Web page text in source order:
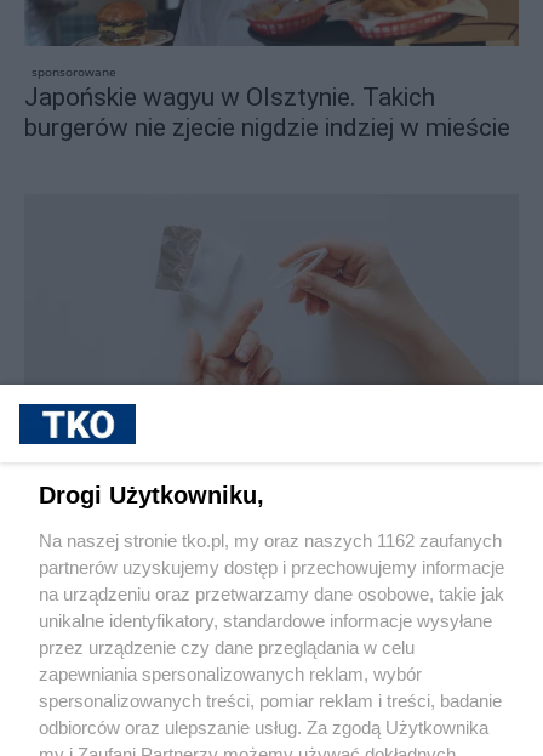
sponsorowane
Japońskie wagyu w Olsztynie. Takich
burgerów nie zjecie nigdzie indziej w mieście
Jak rozpoznać, że soczewki kontaktowe są
Pokaż więcej
Drogi Użytkowniku,
Na naszej stronie tko.pl, my oraz naszych 1162 zaufanych
partnerów uzyskujemy dostęp i przechowujemy informacje
na urządzeniu oraz przetwarzamy dane osobowe, takie jak
unikalne identyfikatory, standardowe informacje wysyłane
przez urządzenie czy dane przeglądania w celu
zapewniania spersonalizowanych reklam, wybór
spersonalizowanych treści, pomiar reklam i treści, badanie
odbiorców oraz ulepszanie usług. Za zgodą Użytkownika